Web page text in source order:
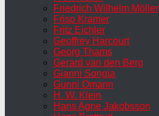
Friedrich Wilhelm Möller
Friso Kramer
Fritz Eichler
Geoffrey Harcourt
Georg Thams
Gerard van den Berg
Gianni Songia
Gunni Omann
H. W. Klein
Hans Agne Jakobsson